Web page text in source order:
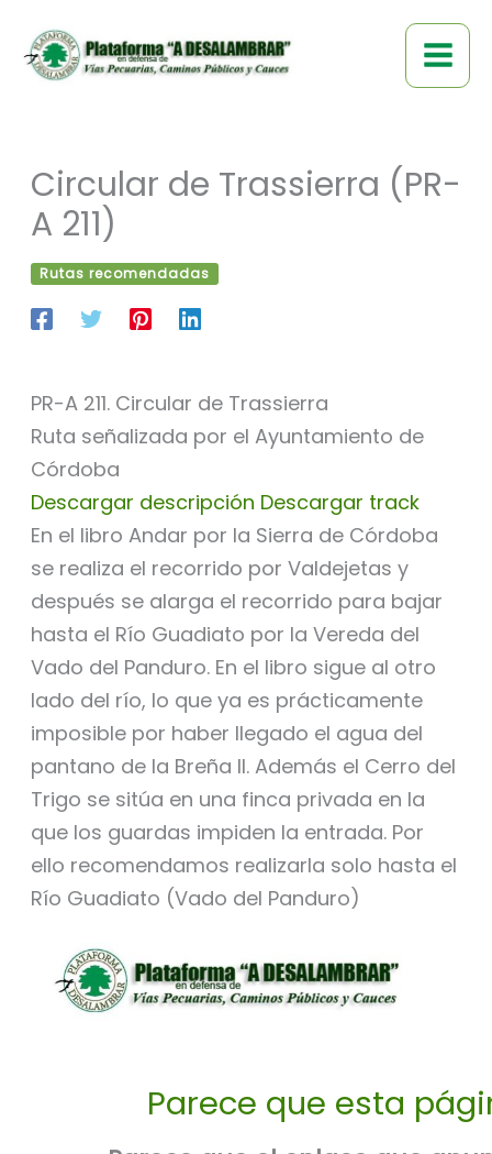
contenido
Circular de Trassierra (PR-
A 211)
Rutas recomendadas
PR-A 211. Circular de Trassierra
Ruta señalizada por el Ayuntamiento de
Córdoba
Descargar descripción Descargar track
En el libro Andar por la Sierra de Córdoba
se realiza el recorrido por Valdejetas y
después se alarga el recorrido para bajar
hasta el Río Guadiato por la Vereda del
Vado del Panduro. En el libro sigue al otro
lado del río, lo que ya es prácticamente
imposible por haber llegado el agua del
pantano de la Breña II. Además el Cerro del
Trigo se sitúa en una finca privada en la
que los guardas impiden la entrada. Por
ello recomendamos realizarla solo hasta el
Río Guadiato (Vado del Panduro)